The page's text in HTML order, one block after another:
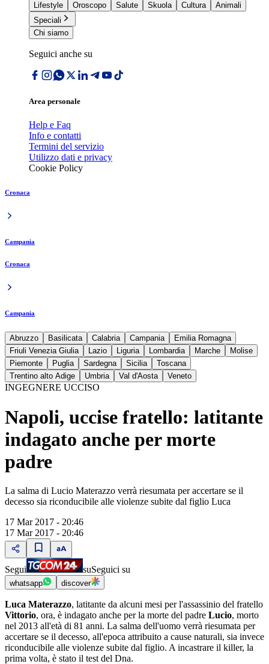
Lifestyle
Oroscopo Salute Skuola Cultura
Animali
Speciali
Chi siamo
Seguici anche su
Area personale
Help e Faq
Info e contatti
Termini del servizio
Utilizzo dati e privacy
Cookie Policy
Cronaca
Campania
Cronaca
Campania
Abruzzo Basilicata Calabria Campania
Emilia Romagna
Friuli Venezia Giulia
Lazio Liguria Lombardia Marche
Molise
Piemonte
Puglia Sardegna Sicilia
Toscana
Trentino alto Adige
Umbria Val d'Aosta Veneto
INGEGNERE UCCISO
Napoli, uccise fratello: latitante
indagato anche per morte
padre
La salma di Lucio Materazzo verrà riesumata per accertare se il
decesso sia riconducibile alle violenze subite dal figlio Luca
17 Mar 2017 - 20:46
17 Mar 2017 - 20:46
Segui suSeguici su
whatsapp discover
Luca Materazzo, latitante da alcuni mesi per l'assassinio del fratello
Vittorio, ora, è indagato anche per la morte del padre Lucio, morto
nel 2013 all'età di 81 anni. La salma dell'uomo verrà riesumata per
accertare se il decesso, all'epoca attribuito a cause naturali, sia invece
riconducibile alle violenze subite dal figlio. A incastrare il killer, la
prima volta, è stato il test del Dna.